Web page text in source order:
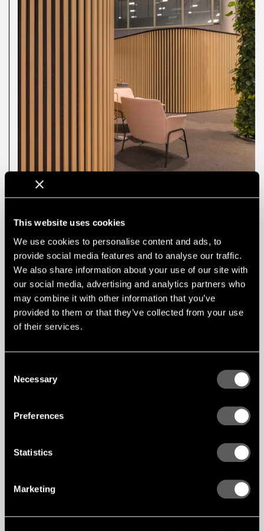
This website uses cookies
We use cookies to personalise content and ads, to
provide social media features and to analyse our traffic.
We also share information about your use of our site with
our social media, advertising and analytics partners who
may combine it with other information that you’ve
provided to them or that they’ve collected from your use
of their services.
Selection
Necessary
Preferences
Statistics
Marketing
SZCZEGÓŁY Architekt: PES-Architects
Instalacja i zdjęcie: Inlook Oy
Zastosowany produkt: Liniowy RIB
Zastosowana okleina: Jesion
Klasa ogniowa: B-s1,d0